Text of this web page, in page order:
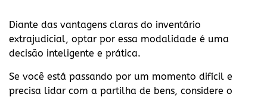
Diante das vantagens claras do inventário
extrajudicial, optar por essa modalidade é uma
decisão inteligente e prática.
Se você está passando por um momento difícil e
precisa lidar com a partilha de bens, considere o